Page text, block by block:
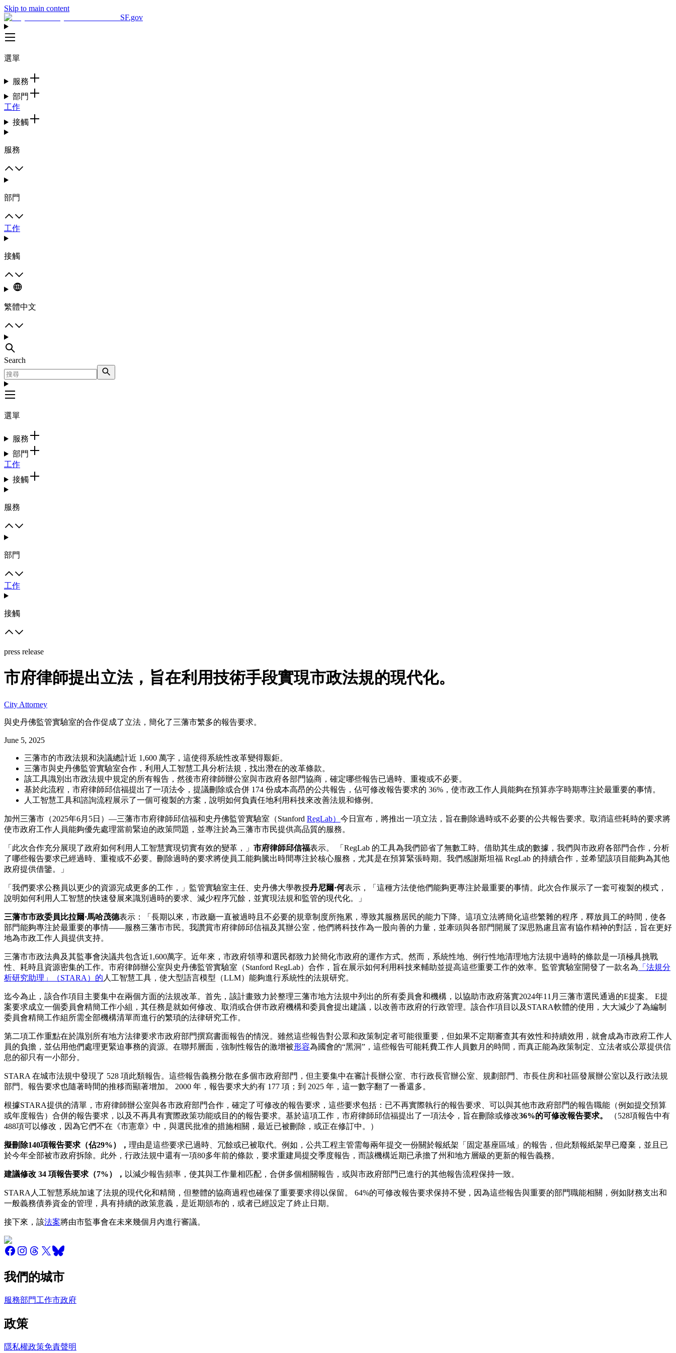
Skip to main content
SF.gov
選單
服務
部門
工作
接觸
服務
部門
工作
接觸
繁體中文
Search
選單
服務
部門
工作
接觸
服務
部門
工作
接觸
press release
市府律師提出立法，旨在利用技術手段實現市政法規的現代化。
City Attorney
與史丹佛監管實驗室的合作促成了立法，簡化了三藩市繁多的報告要求。
June 5, 2025
三藩市的市政法規和決議總計近 1,600 萬字，這使得系統性改革變得艱鉅。
三藩市與史丹佛監管實驗室合作，利用人工智慧工具分析法規，找出潛在的改革條款。
該工具識別出市政法規中規定的所有報告，然後市府律師辦公室與市政府各部門協商，確定哪些報告已過時、重複或不必要。
基於此流程，市府律師邱信福提出了一項法令，提議刪除或合併 174 份成本高昂的公共報告，佔可修改報告要求的 36%，使市政工作人員能夠在預算赤字時期專注於最重要的事情。
人工智慧工具和諮詢流程展示了一個可複製的方案，說明如何負責任地利用科技來改善法規和條例。
加州三藩市（2025年6月5日）—三藩市市府律師邱信福和史丹佛監管實驗室（Stanford RegLab） 今日宣布，將推出一項立法，旨在刪除過時或不必要的公共報告要求。取消這些耗時的要求將
使市政府工作人員能夠優先處理當前緊迫的政策問題，並專注於為三藩市市民提供高品質的服務。
「此次合作充分展現了政府如何利用人工智慧實現切實有效的變革，」 市府律師邱信福表示。 「RegLab 的工具為我們節省了無數工時。借助其生成的數據，我們與市政府各部門合作，分析
了哪些報告要求已經過時、重複或不必要。刪除過時的要求將使員工能夠騰出時間專注於核心服務，尤其是在預算緊張時期。我們感謝斯坦福 RegLab 的持續合作，並希望該項目能夠為其他
政府提供借鑒。」
「我們要求公務員以更少的資源完成更多的工作，」監管實驗室主任、史丹佛大學教授丹尼爾·何表示，「這種方法使他們能夠更專注於最重要的事情。此次合作展示了一套可複製的模式，
說明如何利用人工智慧的快速發展來識別過時的要求、減少程序冗餘，並實現法規和監管的現代化。」
三藩市市政委員比拉爾·馬哈茂德表示：「長期以來，市政廳一直被過時且不必要的規章制度所拖累，導致其服務居民的能力下降。這項立法將簡化這些繁雜的程序，釋放員工的時間，使各
部門能夠專注於最重要的事情——服務三藩市市民。我讚賞市府律師邱信福及其辦公室，他們將科技作為一股向善的力量，並牽頭與各部門開展了深思熟慮且富有協作精神的對話，旨在更好
地為市政工作人員提供支持。
三藩市市政法典及其監事會決議共包含近1,600萬字。近年來，市政府領導和選民都致力於簡化市政府的運作方式。然而，系統性地、例行性地清理地方法規中過時的條款是一項極具挑戰
性、耗時且資源密集的工作。市府律師辦公室與史丹佛監管實驗室（Stanford RegLab）合作，旨在展示如何利用科技來輔助並提高這些重要工作的效率。監管實驗室開發了一款名為 「法規分
析研究助理」（STARA）的 人工智慧工具，使大型語言模型（LLM）能夠進行系統性的法規研究。
迄今為止，該合作項目主要集中在兩個方面的法規改革。首先，該計畫致力於整理三藩市地方法規中列出的所有委員會和機構，以協助市政府落實2024年11月三藩市選民通過的E提案。 E提
案要求成立一個委員會精簡工作小組，其任務是就如何修改、取消或合併市政府機構和委員會提出建議，以改善市政府的行政管理。該合作項目以及STARA軟體的使用，大大減少了為編制
委員會精簡工作組所需全部機構清單而進行的繁瑣的法律研究工作。
第二項工作重點在於識別所有地方法律要求市政府部門撰寫書面報告的情況。雖然這些報告對公眾和政策制定者可能很重要，但如果不定期審查其有效性和持續效用，就會成為市政府工作人
員的負擔，並佔用他們處理更緊迫事務的資源。在聯邦層面，強制性報告的激增被形容為國會的“黑洞”，這些報告可能耗費工作人員數月的時間，而真正能為政策制定、立法者或公眾提供信
息的卻只有一小部分。
STARA 在城市法規中發現了 528 項此類報告。這些報告義務分散在多個市政府部門，但主要集中在審計長辦公室、市行政長官辦公室、規劃部門、市長住房和社區發展辦公室以及行政法規
部門。報告要求也隨著時間的推移而顯著增加。 2000 年，報告要求大約有 177 項；到 2025 年，這一數字翻了一番還多。
根據STARA提供的清單，市府律師辦公室與各市政府部門合作，確定了可修改的報告要求，這些要求包括：已不再實際執行的報告要求、可以與其他市政府部門的報告職能（例如提交預算
或年度報告）合併的報告要求，以及不再具有實際政策功能或目的的報告要求。基於這項工作，市府律師邱信福提出了一項法令，旨在刪除或修改36%的可修改報告要求。
（528項報告中有
488項可以修改，因為它們不在《市憲章》中，與選民批准的措施相關，最近已被刪除，或正在修訂中。）
擬刪除140項報告要求（佔29%）， 理由是這些要求已過時、冗餘或已被取代。例如，公共工程主管需每兩年提交一份關於報紙架「固定基座區域」的報告，但此類報紙架早已廢棄，並且已
於今年全部被市政府拆除。此外，行政法規中還有一項80多年前的條款，要求重建局提交季度報告，而該機構近期已承擔了州和地方層級的更新的報告義務。
建議修改 34 項報告要求（7%）， 以減少報告頻率，使其與工作量相匹配，合併多個相關報告，或與市政府部門已進行的其他報告流程保持一致。
STARA人工智慧系統加速了法規的現代化和精簡，但整體的協商過程也確保了重要要求得以保留。 64%的可修改報告要求保持不變，因為這些報告與重要的部門職能相關，例如財務支出和
一般義務債券資金的管理，具有持續的政策意義，是近期頒布的，或者已經設定了終止日期。
接下來，該法案將由市監事會在未來幾個月內進行審議。
我們的城市
服務部門工作市政府
政策
隱私權政策免責聲明